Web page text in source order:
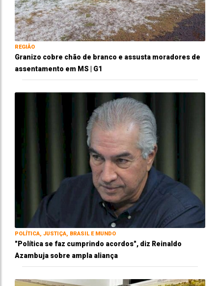
REGIÃO
Granizo cobre chão de branco e assusta moradores de
assentamento em MS | G1
POLÍTICA, JUSTIÇA, BRASIL E MUNDO
"Política se faz cumprindo acordos", diz Reinaldo
Azambuja sobre ampla aliança